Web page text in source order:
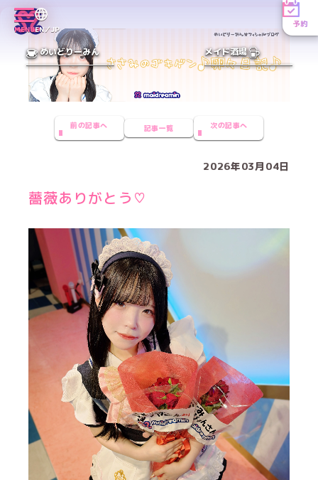
MENUEN／JP
予約
めいどりーみん メイド酒場
前の記事へ 記事一覧 次の記事へ
2026年03月04日
薔薇ありがとう♡